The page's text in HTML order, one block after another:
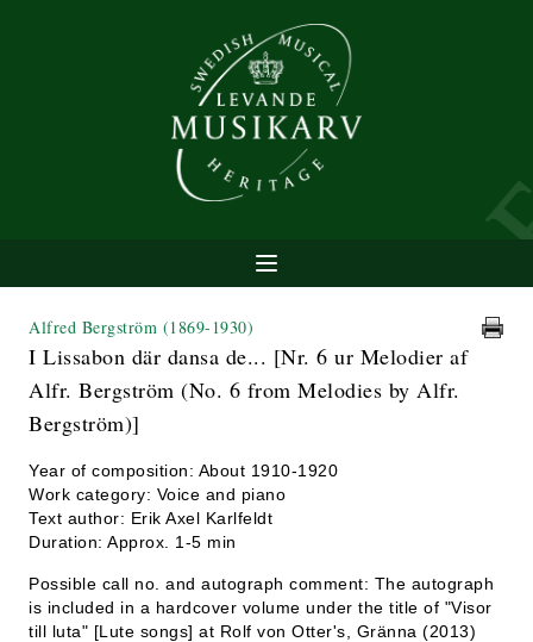
Alfred Bergström (1869-1930)
I Lissabon där dansa de... [Nr. 6 ur Melodier af
Alfr. Bergström (No. 6 from Melodies by Alfr.
Bergström)]
Year of composition: About 1910-1920
Work category: Voice and piano
Text author: Erik Axel Karlfeldt
Duration: Approx. 1-5 min
Possible call no. and autograph comment: The autograph
is included in a hardcover volume under the title of "Visor
till luta" [Lute songs] at Rolf von Otter's, Gränna (2013)